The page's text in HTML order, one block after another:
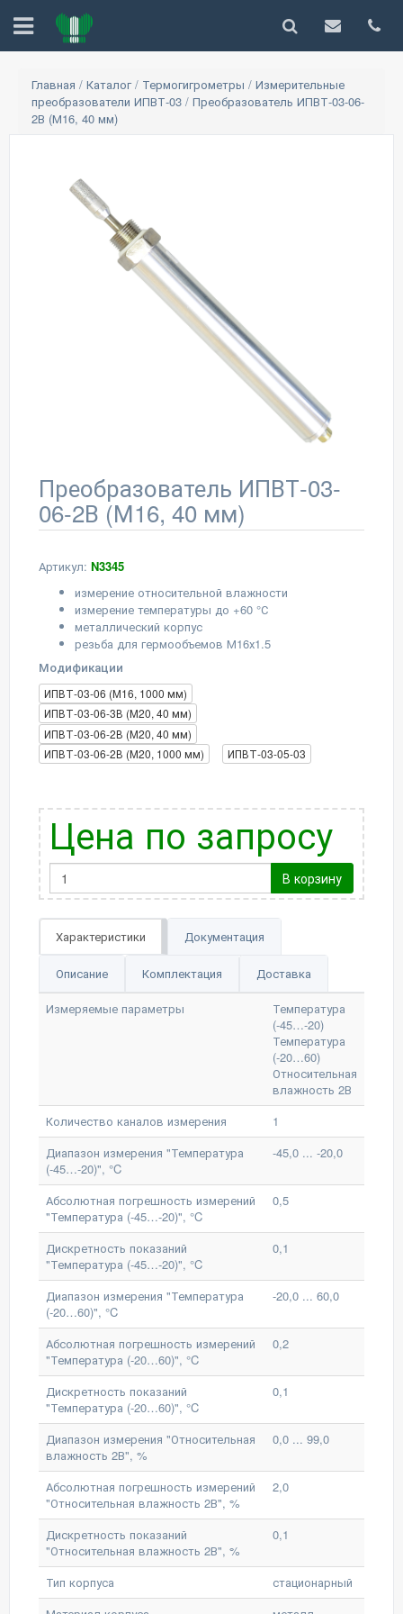
Главная / Каталог/ Термогигрометры / Измерительные
преобразователи ИПВТ-03 / Преобразователь ИПВТ-03-06-
2В (М16, 40 мм)
Преобразователь ИПВТ-03-
06-2В (М16, 40 мм)
Артикул: N3345
измерение относительной влажности
измерение температуры до +60 °С
металлический корпус
резьба для гермообъемов М16х1.5
Модификации
ИПВТ-03-06 (М16, 1000 мм)
ИПВТ-03-06-3В (М20, 40 мм)
ИПВТ-03-06-2В (М20, 40 мм)
ИПВТ-03-06-2В (М20, 1000 мм)
ИПВТ-03-05-03
Цена по запросу
В корзину
Характеристики Документация
Описание Комплектация Доставка
Измеряемые параметры
Температура
(-45…-20)
Температура
(-20…60)
Относительная
влажность 2В
Количество каналов измерения
1
Диапазон измерения "Температура
(-45…-20)", °C
-45,0 ... -20,0
Абсолютная погрешность измерений
"Температура (-45…-20)", °C
0,5
Дискретность показаний
"Температура (-45…-20)", °C
0,1
Диапазон измерения "Температура
(-20…60)", °C
-20,0 ... 60,0
Абсолютная погрешность измерений
"Температура (-20…60)", °C
0,2
Дискретность показаний
"Температура (-20…60)", °C
0,1
Диапазон измерения "Относительная
влажность 2В", %
0,0 ... 99,0
Абсолютная погрешность измерений
"Относительная влажность 2В", %
2,0
Дискретность показаний
"Относительная влажность 2В", %
0,1
Тип корпуса
стационарный